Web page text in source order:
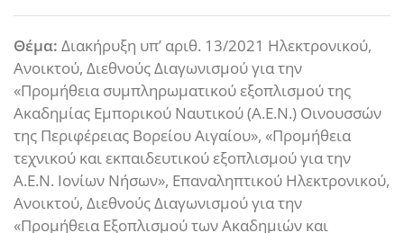
Θέμα: Διακήρυξη υπ’ αριθ. 13/2021 Ηλεκτρονικού,
Ανοικτού, Διεθνούς Διαγωνισμού για την
«Προμήθεια συμπληρωματικού εξοπλισμού της
Ακαδημίας Εμπορικού Ναυτικού (Α.Ε.Ν.) Οινουσσών
της Περιφέρειας Βορείου Αιγαίου», «Προμήθεια
τεχνικού και εκπαιδευτικού εξοπλισμού για την
Α.Ε.Ν. Ιονίων Νήσων», Επαναληπτικού Ηλεκτρονικού,
Ανοικτού, Διεθνούς Διαγωνισμού για την
«Προμήθεια Εξοπλισμού των Ακαδημιών και